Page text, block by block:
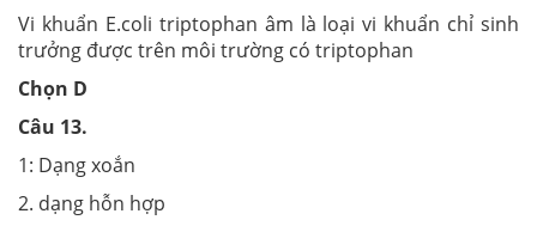
Vi khuẩn E.coli triptophan âm là loại vi khuẩn chỉ sinh
trưởng được trên môi trường có triptophan
Chọn D
Câu 13.
1: Dạng xoắn
2. dạng hỗn hợp